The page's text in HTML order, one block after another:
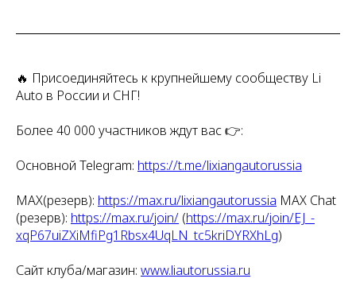
🔥 Присоединяйтесь к крупнейшему сообществу Li
Auto в России и СНГ!
Более 40 000 участников ждут вас 👉:
Основной Telegram: https://t.me/lixiangautorussia
MAX(резерв): https://max.ru/lixiangautorussia MAX Chat
(резерв): https://max.ru/join/ (https://max.ru/join/EJ_-
xqP67uiZXiMfiPg1Rbsx4UqLN_tc5kriDYRXhLg)
Сайт клуба/магазин: www.liautorussia.ru